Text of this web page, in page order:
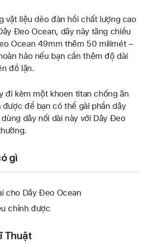
vật liệu dẻo đàn hồi chất lượng cao
Đeo Ocean, dây này tăng chiều
Ocean 49mm thêm 50 milimét –
hảo nếu bạn cần thêm độ dài
đồ lặn.
đi kèm một khoen titan chống ăn
để bạn có thể gài phần dây
dây nối dài này với Dây Đeo
gì
cho Dây Đeo Ocean
chỉnh được
Thuật